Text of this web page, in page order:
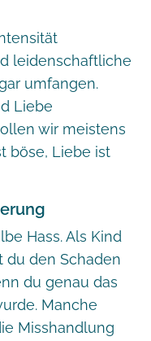
leidenschaftliche
umfangen.
Liebe
wir meistens
böse, Liebe ist
Hass. Als Kind
du den Schaden
du genau das
Manche
Misshandlung